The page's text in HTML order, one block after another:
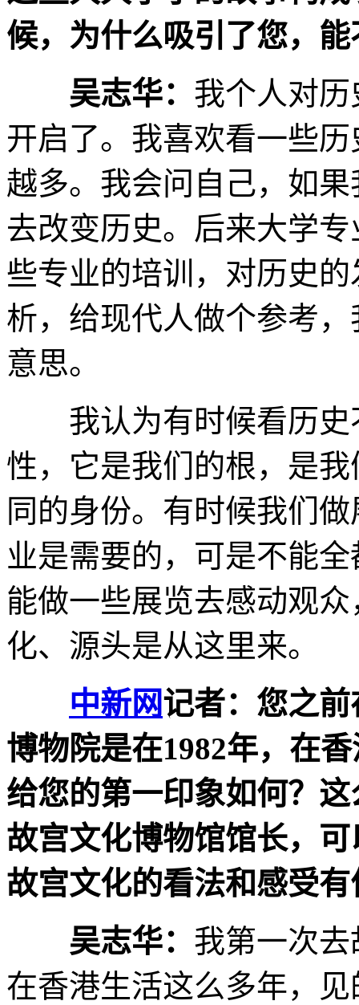
候，为什么吸引了您，
吴志华： 我个人对
开启了。我喜欢看一些
越多。我会问自己，如
去改变历史。后来大学
些专业的培训，对历史
析，给现代人做个参考
意思。
我认为有时候看历史
性，它是我们的根，是
同的身份。有时候我们
业是需要的，可是不能
能做一些展览去感动观
化、源头是从这里来。
中新网记者：您之
博物院是在1982年，在
给您的第一印象如何？
故宫文化博物馆馆长，
故宫文化的看法和感受
吴志华： 我第一次
在香港生活这么多年，